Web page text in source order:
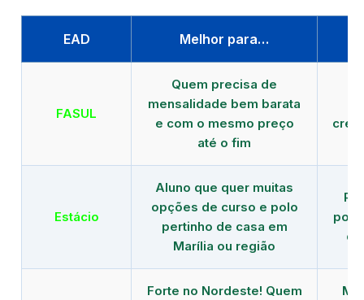
EAD Melhor para…
FASUL
Quem precisa de
mensalidade bem barata
e com o mesmo preço
até o fim
Estácio
Aluno que quer muitas
opções de curso e polo
pertinho de casa em
Marília ou região
Forte no Nordeste! Quem